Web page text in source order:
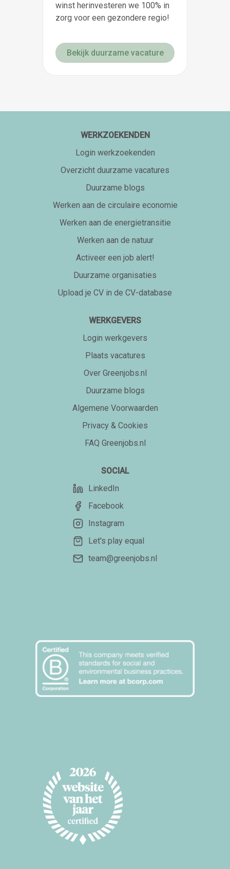
winst herinvesteren we 100% in
zorg voor een gezondere regio!
Bekijk duurzame vacature
WERKZOEKENDEN
Login werkzoekenden
Overzicht duurzame vacatures
Duurzame blogs
Werken aan de circulaire economie
Werken aan de energietransitie
Werken aan de natuur
Activeer een job alert!
Duurzame organisaties
Upload je CV in de CV-database
WERKGEVERS
Login werkgevers
Plaats vacatures
Over Greenjobs.nl
Duurzame blogs
Algemene Voorwaarden
Privacy & Cookies
FAQ Greenjobs.nl
SOCIAL
LinkedIn
Facebook
Instagram
Let's play equal
team@greenjobs.nl